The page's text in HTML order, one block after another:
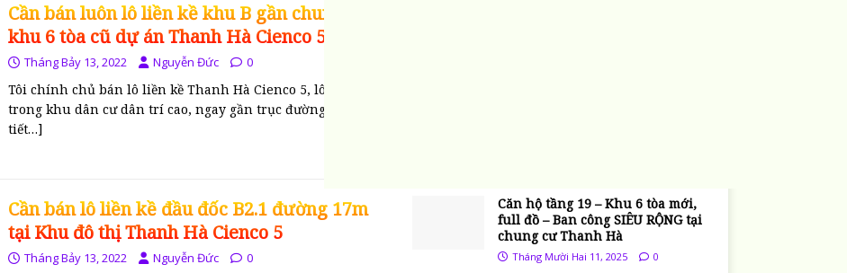
Cần bán luôn lô liền kề khu B gần chung cư
khu 6 tòa cũ dự án Thanh Hà Cienco 5
Tháng Bảy 13, 2022 Nguyễn Đức 0
Tôi chính chủ bán lô liền kề Thanh Hà Cienco 5, lô đất nằm
trong khu dân cư dân trí cao, ngay gần trục đường
tiết…]
Cần bán lô liền kề đầu đốc B2.1 đường 17m
tại Khu đô thị Thanh Hà Cienco 5
Tháng Bảy 13, 2022 Nguyễn Đức 0
Căn hộ tầng 19 – Khu 6 tòa mới,
full đồ – Ban công SIÊU RỘNG tại
chung cư Thanh Hà
Tháng Mười Hai 11, 2025 0